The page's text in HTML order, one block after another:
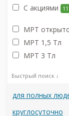
С акциями
11
МРТ
МРТ 1,5 Тл
МРТ 3 Тл
Быстрый поиск ↓
для полных
круглосуточно